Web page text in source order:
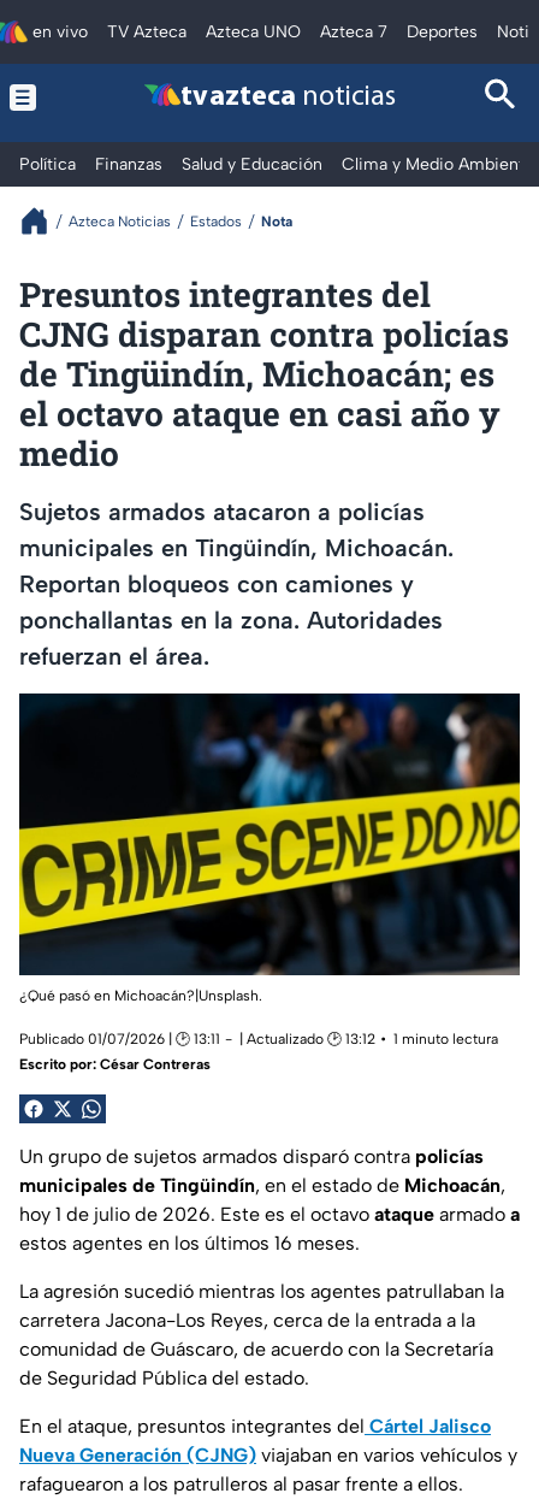
en vivo TV Azteca Azteca UNO Azteca 7 Deportes
tv azteca noticias
Política Finanzas Salud y Educación Clima y Medio Ambiente
Azteca Noticias Estados Nota
Presuntos integrantes del
CJNG disparan contra policías
de Tingüindín, Michoacán; es
el octavo ataque en casi año y
medio
Sujetos armados atacaron a policías
municipales en Tingüindín, Michoacán.
Reportan bloqueos con camiones y
ponchallantas en la zona. Autoridades
refuerzan el área.
¿Qué pasó en Michoacán?|Unsplash.
Publicado 01/07/2026 | 🕑 13:11 | Actualizado 🕑 13:12
1 minuto lectura
Escrito por: César Contreras
Un grupo de sujetos armados disparó contra policías
municipales de Tingüindín, en el estado de Michoacán,
hoy 1 de julio de 2026. Este es el octavo ataque armado a
estos agentes en los últimos 16 meses.
La agresión sucedió mientras los agentes patrullaban la
carretera Jacona-Los Reyes, cerca de la entrada a la
comunidad de Guáscaro, de acuerdo con la Secretaría
de Seguridad Pública del estado.
En el ataque, presuntos integrantes del Cártel Jalisco
Nueva Generación (CJNG) viajaban en varios vehículos y
rafaguearon a los patrulleros al pasar frente a ellos.